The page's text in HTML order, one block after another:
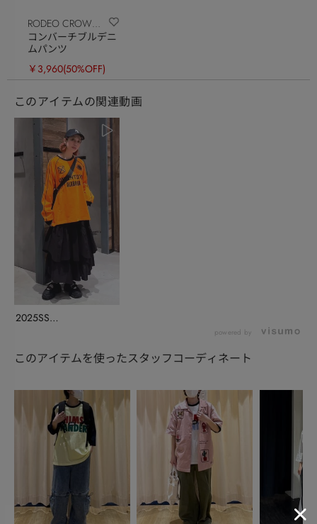
RODEO CROWNS
WIDE BOWL
コンバーチブルデニ
ムパンツ
￥3,960(50%OFF)
このアイテムの関連動画
2025SS
powered by
このアイテムを使ったスタッフコーディネート